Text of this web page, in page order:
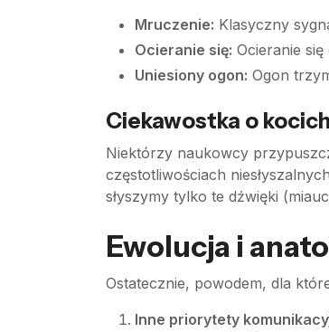
Mruczenie: Klasyczny
Ocieranie się: Ocieranie
Uniesiony ogon: Ogon
Ciekawostka o
Niektórzy naukowcy
częstotliwościach
słyszymy tylko te dźwięki
Ewolucja i
Ostatecznie, powodem, dla
Inne priorytety